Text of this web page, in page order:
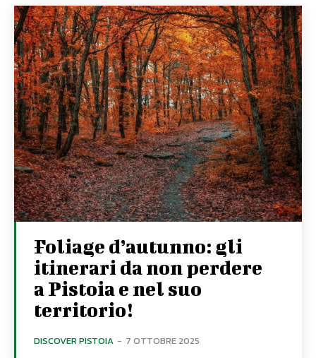
Foliage d’autunno: gli
itinerari da non perdere
a Pistoia e nel suo
territorio!
DISCOVER PISTOIA - 7 OTTOBRE 2025